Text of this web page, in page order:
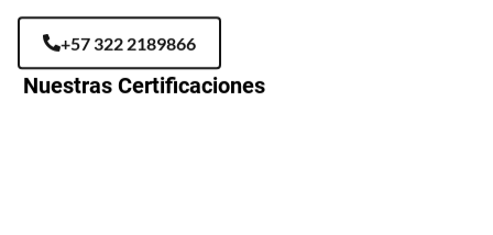
+57 322 2189866
Nuestras Certificaciones